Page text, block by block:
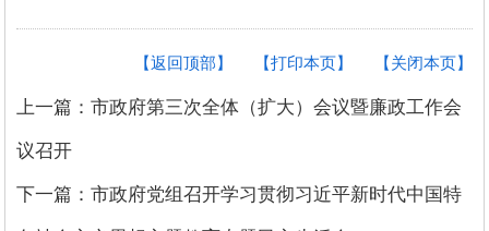
【关闭本页】
【打印本页】
【返回顶部】
上一篇：市政府第三次全体（扩大）会议暨廉政工作会
议召开
下一篇：市政府党组召开学习贯彻习近平新时代中国特